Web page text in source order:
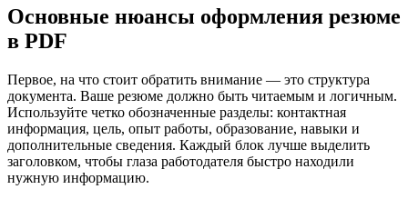
Основные нюансы оформления резюме
в PDF
Первое, на что стоит обратить внимание — это структура
документа. Ваше резюме должно быть читаемым и логичным.
Используйте четко обозначенные разделы: контактная
информация, цель, опыт работы, образование, навыки и
дополнительные сведения. Каждый блок лучше выделить
заголовком, чтобы глаза работодателя быстро находили
нужную информацию.